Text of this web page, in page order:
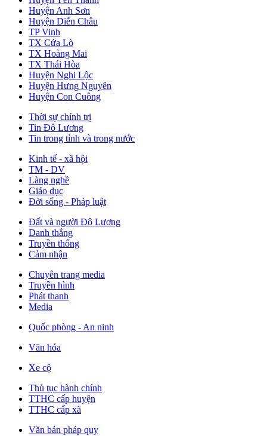
Huyện Anh Sơn
Huyện Diễn Châu
TP Vinh
TX Cửa Lò
TX Hoàng Mai
TX Thái Hòa
Huyện Nghi Lộc
Huyện Hưng Nguyên
Huyện Con Cuông
Thời sự chính trị
Tin Đô Lương
Tin trong tỉnh và trong nước
Kinh tế - xã hội
TM - DV
Làng nghề
Giáo dục
Đời sống - Pháp luật
Đất và người Đô Lương
Danh thắng
Truyền thống
Cảm nhận
Chuyên trang media
Truyền hình
Phát thanh
Media
Quốc phòng - An ninh
Văn hóa
Xe cộ
Thủ tục hành chính
TTHC cấp huyện
TTHC cấp xã
Văn bản pháp quy